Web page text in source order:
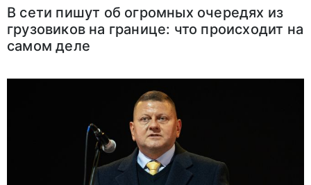
В сети пишут об огромных очередях из
грузовиков на границе: что происходит на
самом деле